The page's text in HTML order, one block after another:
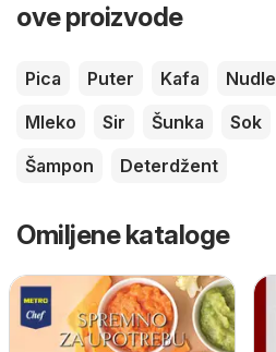
ove proizvode
Pica Puter Kafa Nudle
Mleko
Sir Šunka Sok
Šampon
Deterdžent
Omiljene kataloge